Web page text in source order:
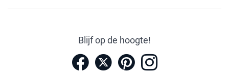
Blijf op de hoogte!